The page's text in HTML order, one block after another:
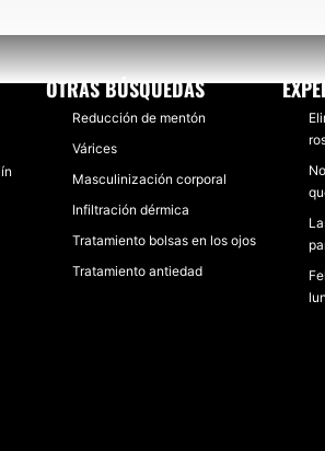
OTRAS BÚSQUEDAS
Reducción de mentón
Várices
Masculinización corporal
Infiltración dérmica
Tratamiento bolsas en los ojos
Tratamiento antiedad